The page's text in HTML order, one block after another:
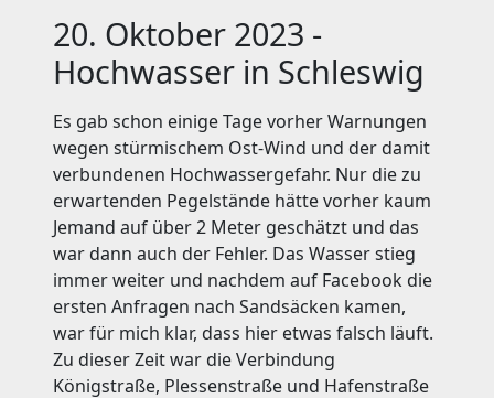
20. Oktober 2023 -
Hochwasser in Schleswig
Es gab schon einige Tage vorher Warnungen
wegen stürmischem Ost-Wind und der damit
verbundenen Hochwassergefahr. Nur die zu
erwartenden Pegelstände hätte vorher kaum
Jemand auf über 2 Meter geschätzt und das
war dann auch der Fehler. Das Wasser stieg
immer weiter und nachdem auf Facebook die
ersten Anfragen nach Sandsäcken kamen,
war für mich klar, dass hier etwas falsch läuft.
Zu dieser Zeit war die Verbindung
Königstraße, Plessenstraße und Hafenstraße